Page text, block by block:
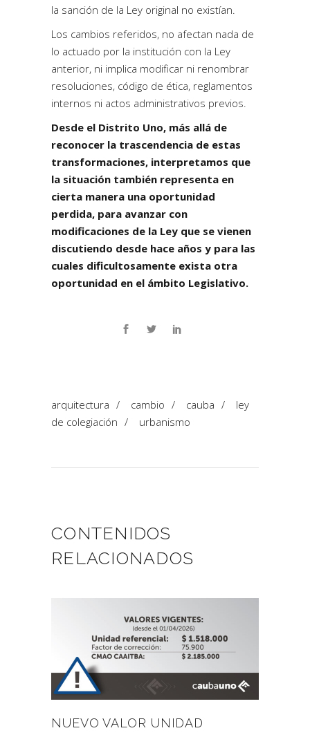
la sanción de la Ley original no existían.
Los cambios referidos, no afectan nada de
lo actuado por la institución con la Ley
anterior, ni implica modificar ni renombrar
resoluciones, código de ética, reglamentos
internos ni actos administrativos previos.
Desde el Distrito Uno, más allá de
reconocer la trascendencia de estas
transformaciones, interpretamos que
la situación también representa en
cierta manera una oportunidad
perdida, para avanzar con
modificaciones de la Ley que se vienen
discutiendo desde hace años y para las
cuales dificultosamente exista otra
oportunidad en el ámbito Legislativo.
arquitectura / cambio / cauba /
ley
de colegiación / urbanismo
CONTENIDOS
RELACIONADOS
NUEVO VALOR UNIDAD